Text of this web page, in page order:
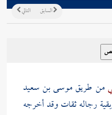
التالي السابق
من طريقموسى بن سعيد
رجاله ثقات وقد أخرجه